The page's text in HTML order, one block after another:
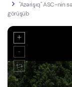
"Azərişıq" ASC-nin
görüşüb